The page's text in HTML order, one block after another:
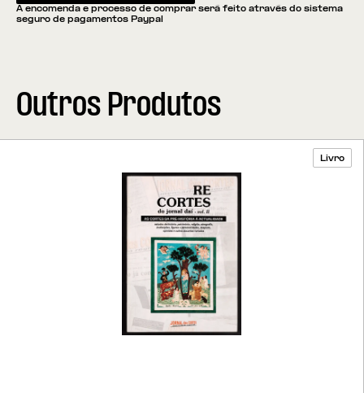
A encomenda e processo de comprar será feito através do sistema
seguro de pagamentos Paypal
Outros Produtos
Livro